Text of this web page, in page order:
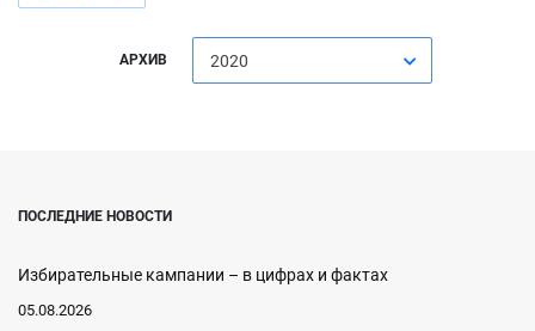
АРХИВ 2020
ПОСЛЕДНИЕ НОВОСТИ
Избирательные кампании – в цифрах и фактах
05.08.2026